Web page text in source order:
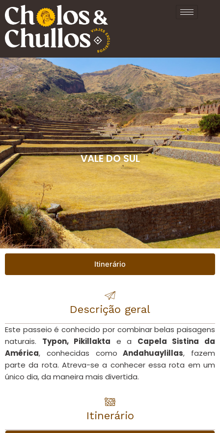
para
conteúdo
VALE DO SUL
Itinerário
Descrição geral
Este passeio é conhecido por combinar belas paisagens
naturais. Typon, Pikillakta e a Capela Sistina da
América, conhecidas como Andahuaylillas, fazem
parte da rota. Atreva-se a conhecer essa rota em um
único dia, da maneira mais divertida.
Itinerário